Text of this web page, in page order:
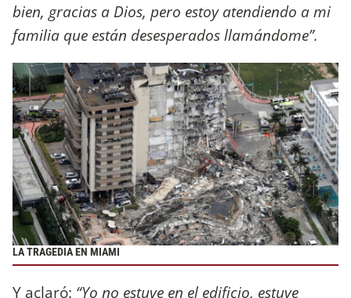
bien, gracias a Dios, pero estoy atendiendo a mi
familia que están desesperados llamándome”.
LA TRAGEDIA EN MIAMI
Y aclaró: “Yo no estuve en el edificio, estuve